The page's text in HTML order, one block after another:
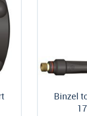
Binzel